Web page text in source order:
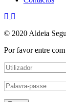
© 2020 Aldeia
Por favor entre com